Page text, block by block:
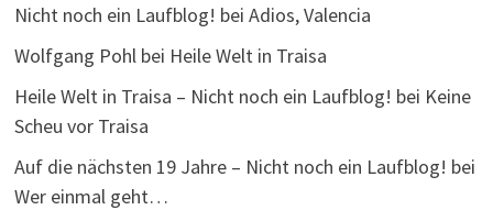
Nicht noch ein Laufblog! bei Adios, Valencia
Wolfgang Pohlbei Heile Welt in Traisa
Heile Welt in Traisa – Nicht noch ein Laufblog! bei Keine
Scheu vor Traisa
Auf die nächsten 19 Jahre – Nicht noch ein Laufblog! bei
Wer einmal geht…